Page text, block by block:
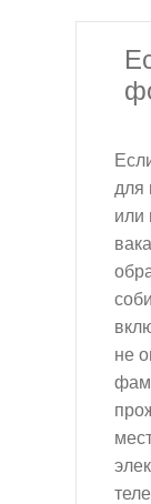
для
или
не